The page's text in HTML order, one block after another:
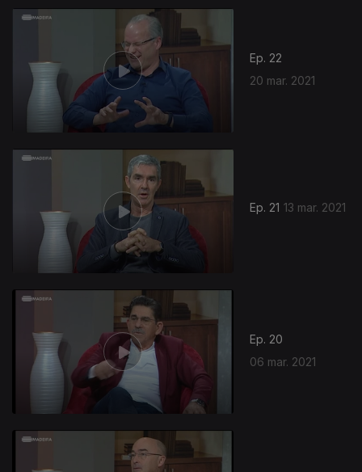
Ep. 22
20 mar. 2021
Ep. 21 13 mar. 2021
Ep. 20
06 mar. 2021